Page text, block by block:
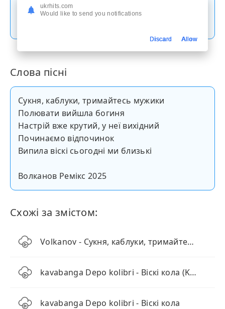
Скачати пісню
Слова пісні
Сукня, каблуки, тримайтесь мужики
Полювати вийшла богиня
Настрій вже крутий, у неї вихідний
Починаємо відпочинок
Випила віскі сьогодні ми близькі
Волканов Ремікс 2025
Схожі за змістом:
Volkanov - Сукня, каблуки, тримайтесь мужики
kavabanga Depo kolibri - Віскі кола (KARMV REMIX)
kavabanga Depo kolibri - Віскі кола
ukrhits.com
Would like to send you notifications
Discard Allow